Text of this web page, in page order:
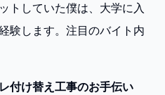
トしていた僕は、大学に入
験します。注目のバイト内
付け替え工事のお手伝い